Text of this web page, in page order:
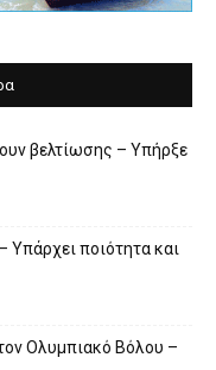
βελτίωσης – Υπήρξε
Υπάρχει ποιότητα και
Ολυμπιακό Βόλου –